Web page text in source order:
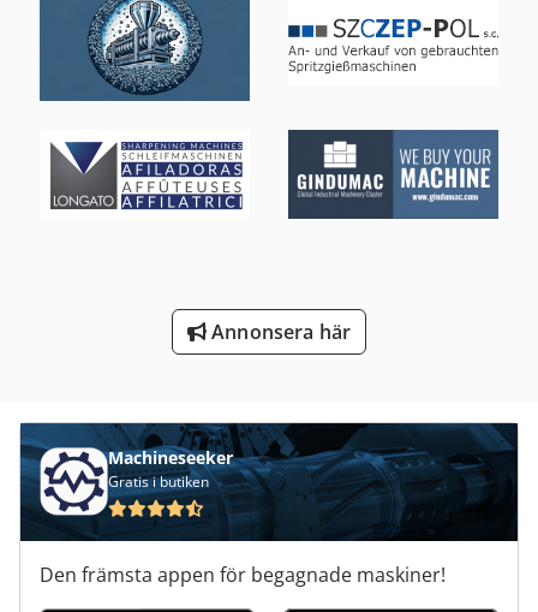
Tre Maskin
Trä Fleroperationsmaskin
Trä Gravyr Maskin
Tur 560
Verktyg För Mätning
Verktyg För Träbearbetning
Annonsera här
Machineseeker
Gratis i butiken
Den främsta appen för begagnade maskiner!